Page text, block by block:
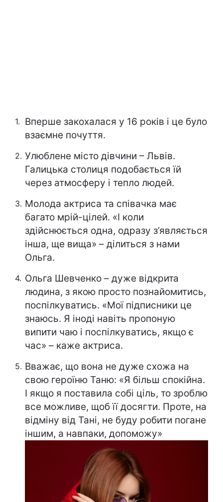
Вперше закохалася у 16 років і це було
взаємне почуття.
Улюблене місто дівчини – Львів.
Галицька столиця подобається їй
через атмосферу і тепло людей.
Молода актриса та співачка має
багато мрій-цілей. «І коли
здійснюється одна, одразу з’являється
інша, ще вища» – ділиться з нами
Ольга.
Ольга Шевченко – дуже відкрита
людина, з якою просто познайомитись,
поспілкуватись. «Мої підписники це
знаюсь. Я іноді навіть пропоную
випити чаю і поспілкуватись, якщо є
час» – каже актриса.
Вважає, що вона не дуже схожа на
свою героїню Таню: «Я більш спокійна.
І якщо я поставила собі ціль, то зроблю
все можливе, щоб її досягти. Проте, на
відміну від Тані, не буду робити погане
іншим, а навпаки, допоможу»